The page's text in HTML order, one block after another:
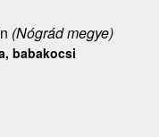
(Nógrád megye)
babakocsi